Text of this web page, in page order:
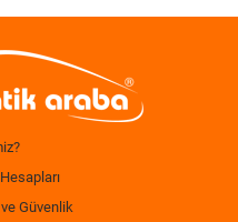
Güvenlik